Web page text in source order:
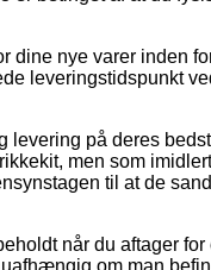
dine nye varer inden
leveringstidspunkt
levering på deres
men som
til at de
når du aftager for
om man